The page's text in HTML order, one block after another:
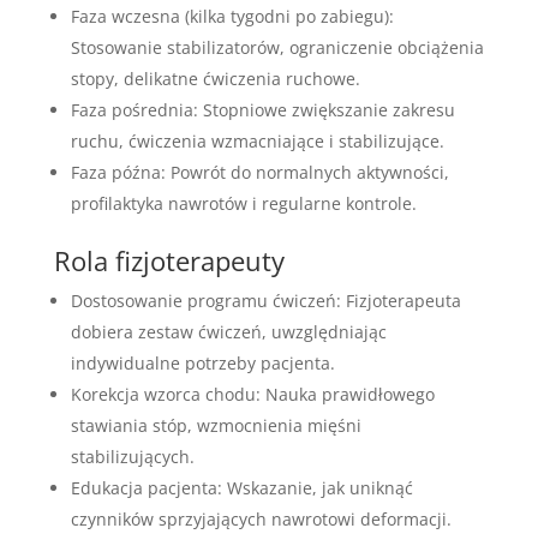
Faza wczesna (kilka tygodni po zabiegu):
Stosowanie stabilizatorów, ograniczenie obciążenia
stopy, delikatne ćwiczenia ruchowe.
Faza pośrednia: Stopniowe zwiększanie zakresu
ruchu, ćwiczenia wzmacniające i stabilizujące.
Faza późna: Powrót do normalnych aktywności,
profilaktyka nawrotów i regularne kontrole.
Rola fizjoterapeuty
Dostosowanie programu ćwiczeń: Fizjoterapeuta
dobiera zestaw ćwiczeń, uwzględniając
indywidualne potrzeby pacjenta.
Korekcja wzorca chodu: Nauka prawidłowego
stawiania stóp, wzmocnienia mięśni
stabilizujących.
Edukacja pacjenta: Wskazanie, jak uniknąć
czynników sprzyjających nawrotowi deformacji.